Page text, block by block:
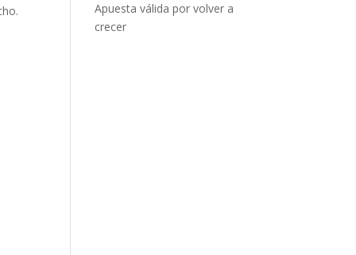
Apuesta válida por volver a
crecer